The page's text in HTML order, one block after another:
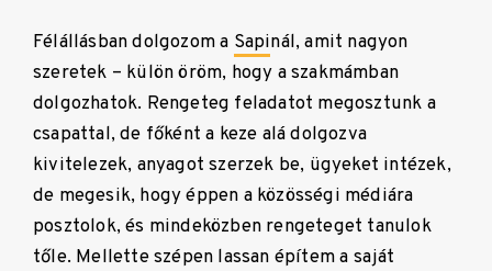
Félállásban dolgozom a Sapinál, amit nagyon
szeretek – külön öröm, hogy a szakmámban
dolgozhatok. Rengeteg feladatot megosztunk a
csapattal, de főként a keze alá dolgozva
kivitelezek, anyagot szerzek be, ügyeket intézek,
de megesik, hogy éppen a közösségi médiára
posztolok, és mindeközben rengeteget tanulok
tőle. Mellette szépen lassan építem a saját